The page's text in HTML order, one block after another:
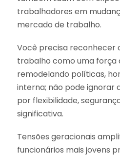
trabalhadores em
mercado de trabalho.
Você precisa reconhecer
trabalho como uma força
remodelando políticas,
interna; não pode ignorar
por flexibilidade,
significativa.
Tensões geracionais
funcionários mais jovens